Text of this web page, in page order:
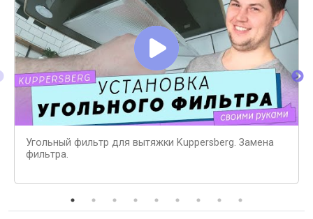
Угольный фильтр для вытяжки Kuppersberg. Замена
фильтра.